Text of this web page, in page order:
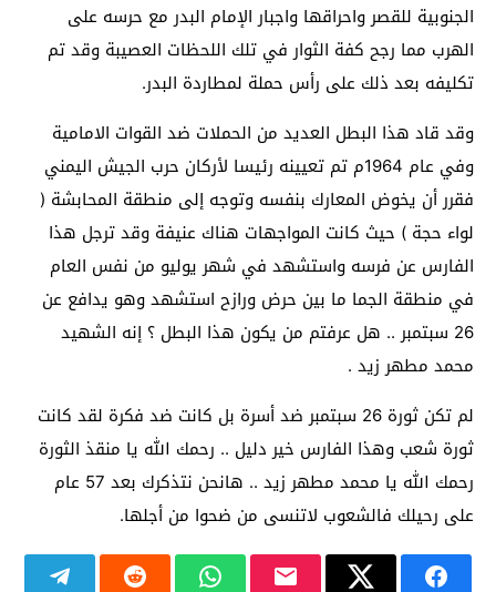
الجنوبية للقصر واحراقها واجبار الإمام البدر مع حرسه على
الهرب مما رجح كفة الثوار في تلك اللحظات العصيبة وقد تم
تكليفه بعد ذلك على رأس حملة لمطاردة البدر.
وقد قاد هذا البطل العديد من الحملات ضد القوات الامامية
وفي عام 1964م تم تعيينه رئيسا لأركان حرب الجيش اليمني
فقرر أن يخوض المعارك بنفسه وتوجه إلى منطقة المحابشة (
لواء حجة ) حيث كانت المواجهات هناك عنيفة وقد ترجل هذا
الفارس عن فرسه واستشهد في شهر يوليو من نفس العام
في منطقة الجما ما بين حرض ورازح استشهد وهو يدافع عن
26 سبتمبر .. هل عرفتم من يكون هذا البطل ؟ إنه الشهيد
محمد مطهر زيد .
لم تكن ثورة 26 سبتمبر ضد أسرة بل كانت ضد فكرة لقد كانت
ثورة شعب وهذا الفارس خير دليل .. رحمك الله يا منقذ الثورة
رحمك الله يا محمد مطهر زيد .. هانحن نتذكرك بعد 57 عام
على رحيلك فالشعوب لاتنسى من ضحوا من أجلها.